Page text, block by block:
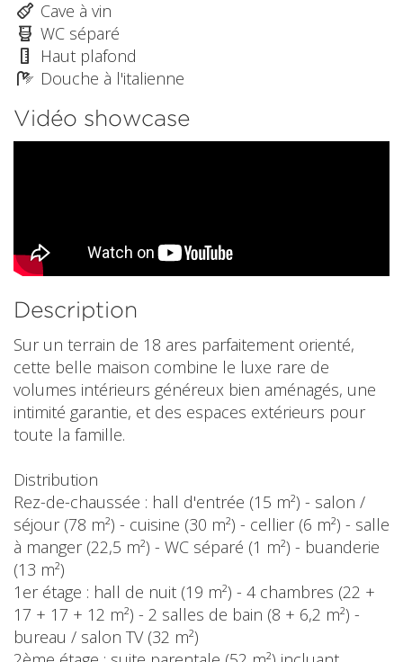
Cave à vin
WC séparé
Haut plafond
Douche à l'italienne
Vidéo showcase
Description
Sur un terrain de 18 ares parfaitement orienté,
cette belle maison combine le luxe rare de
volumes intérieurs généreux bien aménagés, une
intimité garantie, et des espaces extérieurs pour
toute la famille.
Distribution
Rez-de-chaussée : hall d'entrée (15 m²) - salon /
séjour (78 m²) - cuisine (30 m²) - cellier (6 m²) - salle
à manger (22,5 m²) - WC séparé (1 m²) - buanderie
(13 m²)
1er étage : hall de nuit (19 m²) - 4 chambres (22 +
17 + 17 + 12 m²) - 2 salles de bain (8 + 6,2 m²) -
bureau / salon TV (32 m²)